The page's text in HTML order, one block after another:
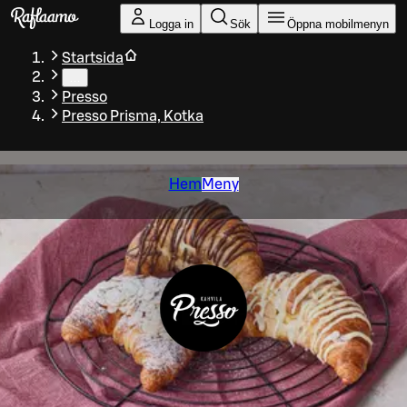
Gå till huvudinnehållet
Logga in Sök Öppna mobilmenyn
Startsida
Presso
Presso Prisma, Kotka
Hem Meny